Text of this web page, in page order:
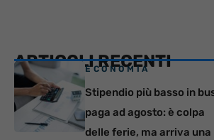
ARTICOLI RECENTI
ECONOMIA
Stipendio più basso in
paga ad agosto: è colpa
delle ferie, ma arriva una